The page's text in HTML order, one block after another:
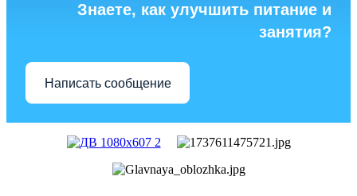
Знаете, как улучшить питание и
занятия?
Написать сообщение